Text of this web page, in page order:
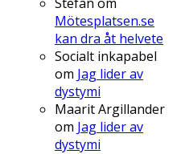
Mötesplatsen.se
kan dra åt helvete
Socialt inkapabel
om Jag lider av
dystymi
Maarit Argillander
om Jag lider av
dystymi